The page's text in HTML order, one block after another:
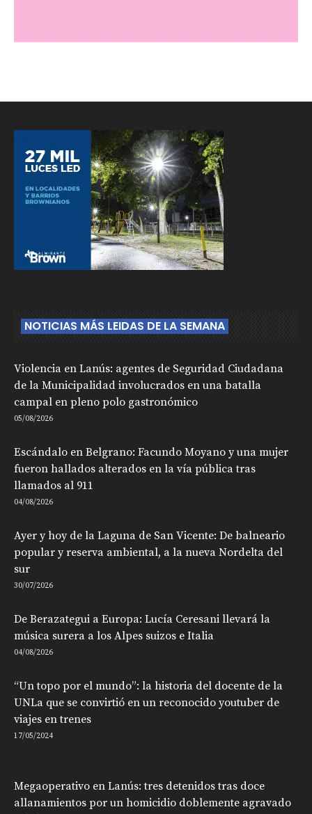
NOTICIAS MÁS LEIDAS DE LA SEMANA
Violencia en Lanús: agentes de Seguridad Ciudadana
de la Municipalidad involucrados en una batalla
campal en pleno polo gastronómico
05/08/2026
Escándalo en Belgrano: Facundo Moyano y una mujer
fueron hallados alterados en la vía pública tras
llamados al 911
04/08/2026
Ayer y hoy de la Laguna de San Vicente: De balneario
popular y reserva ambiental, a la nueva Nordelta del
sur
30/07/2026
De Berazategui a Europa: Lucía Ceresani llevará la
música surera a los Alpes suizos e Italia
04/08/2026
“Un topo por el mundo”: la historia del docente de la
UNLa que se convirtió en un reconocido youtuber de
viajes en trenes
17/05/2024
Megaoperativo en Lanús: tres detenidos tras doce
allanamientos por un homicidio doblemente agravado